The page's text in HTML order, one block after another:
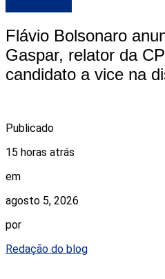
Flávio Bolsonaro
Gaspar, relator da
candidato a vice na
Publicado
15 horas atrás
em
agosto 5, 2026
por
Redação do blog